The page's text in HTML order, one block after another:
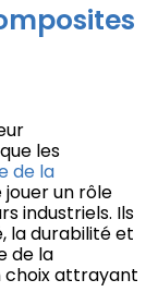
les
de la
un rôle
industriels. Ils
la durabilité et
de la
choix attrayant